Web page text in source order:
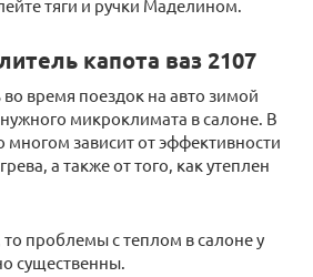
тяги и ручки Маделином.
капота ваз 2107
время поездок на авто зимой
нужного микроклимата в салоне. В
зависит от эффективности
а также от того, как утеплен
то проблемы с теплом в салоне у
существенны.